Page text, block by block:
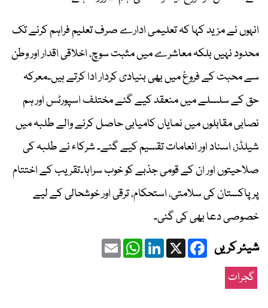
انہوں نے مزید کہا کہ تعلیمی ادارے صرف تعلیم فراہم کرنے تک
محدود نہیں بلکہ معاشرے میں مثبت سوچ، اخلاقی اقدار اور وطن
سے محبت کے فروغ میں بھی بنیادی کردار ادا کرتے ہیں۔معرکہ
حق کے سلسلے میں منعقد کیے گئے مختلف اسپورٹس اور ہم
نصابی مقابلوں میں نمایاں کامیابی حاصل کرنے والے طلبہ میں
شیلڈز، اسناد اور انعامات تقسیم کیے گئے۔ شرکاء نے طلبہ کی
صلاحیتوں اور ان کے قومی جذبے کو خوب سراہا۔تقریب کے اختتام
پر پاکستان کی سلامتی، استحکام، ترقی اور خوشحالی کے لیے
خصوصی دعا بھی کی گئی۔
شیئر کریں Facebook
X
LinkedIn
WhatsApp
Email
گجرات